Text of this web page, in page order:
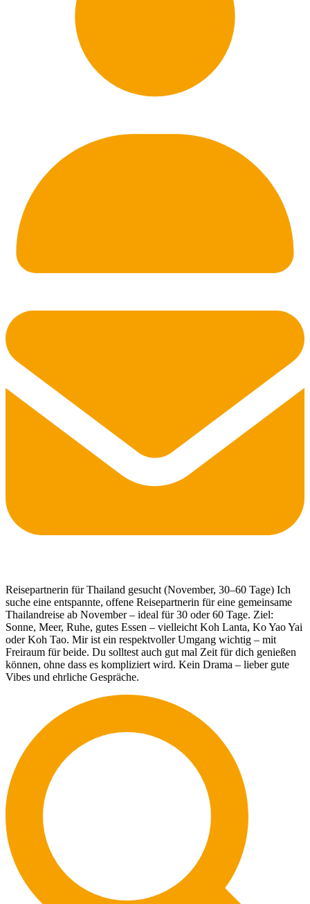
Reisepartnerin für Thailand gesucht (November, 30–60 Tage) Ich
suche eine entspannte, offene Reisepartnerin für eine gemeinsame
Thailandreise ab November – ideal für 30 oder 60 Tage. Ziel:
Sonne, Meer, Ruhe, gutes Essen – vielleicht Koh Lanta, Ko Yao Yai
oder Koh Tao. Mir ist ein respektvoller Umgang wichtig – mit
Freiraum für beide. Du solltest auch gut mal Zeit für dich genießen
können, ohne dass es kompliziert wird. Kein Drama – lieber gute
Vibes und ehrliche Gespräche.